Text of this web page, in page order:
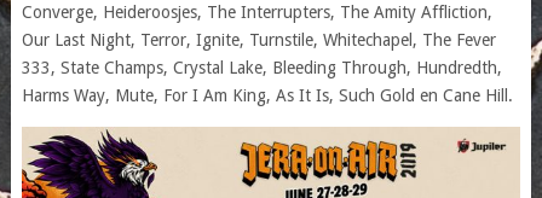
Converge, Heideroosjes, The Interrupters, The Amity Affliction,
Our Last Night, Terror, Ignite, Turnstile, Whitechapel, The Fever
333, State Champs, Crystal Lake, Bleeding Through, Hundredth,
Harms Way, Mute, For I Am King, As It Is, Such Gold en Cane Hill.